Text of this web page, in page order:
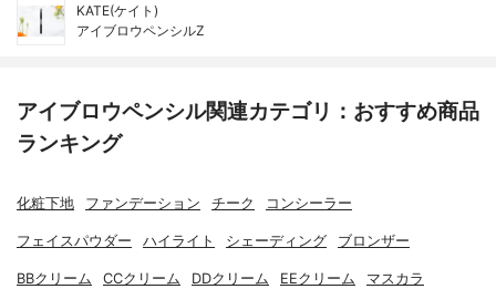
KATE(ケイト)
アイブロウペンシルZ
アイブロウペンシル関連カテゴリ：おすすめ商品
ランキング
化粧下地 ファンデーション チーク コンシーラー
フェイスパウダー ハイライト シェーディング ブロンザー
BBクリーム CCクリーム DDクリーム EEクリーム マスカラ